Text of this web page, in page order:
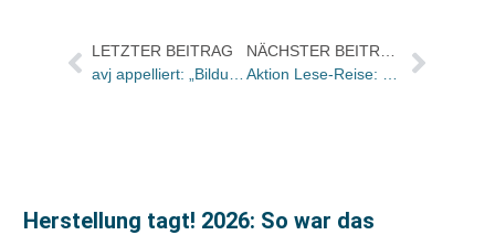
LETZTER BEITRAG
Herstellung tagt! 2026: So war das